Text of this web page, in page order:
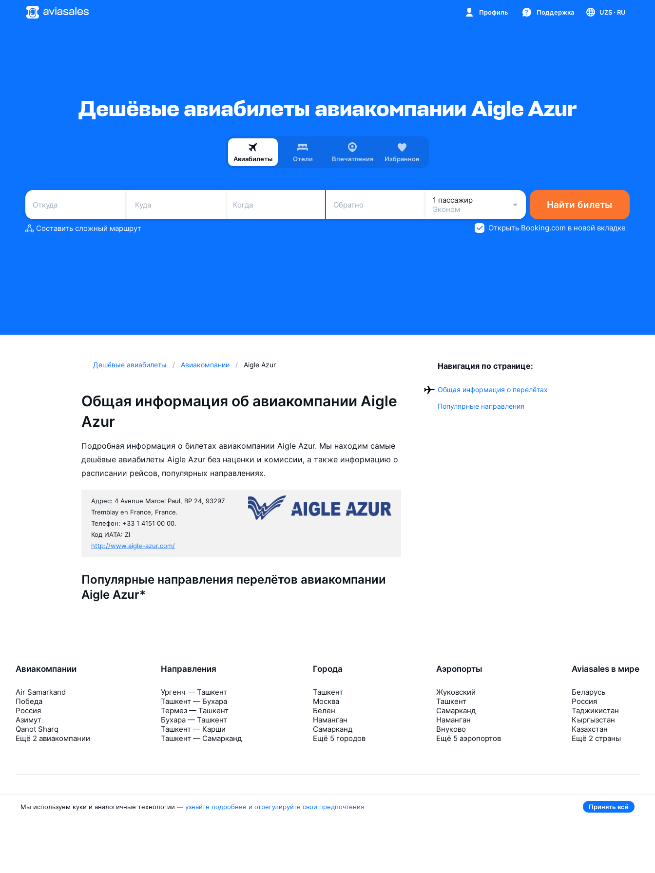
Профиль Поддержка UZS · RU
Дешёвые авиабилеты авиакомпании Aigle Azur
Авиабилеты Отели Впечатления Избранное
Когда Обратно
1 пассажир
Эконом
Найти билеты
Составить сложный маршрут Открыть Booking.com в новой вкладке
Дешёвые авиабилеты Авиакомпании Aigle Azur
Общая информация об авиакомпании Aigle
Azur
Подробная информация о билетах авиакомпании Aigle Azur. Мы находим самые
дешёвые авиабилеты Aigle Azur без наценки и комиссии, а также информацию о
расписании рейсов, популярных направлениях.
Адрес: 4 Avenue Marcel Paul, BP 24, 93297
Tremblay en France, France.
Телефон: +33 1 4151 00 00.
Код ИАТА: ZI
http://www.aigle-azur.com/
Популярные направления перелётов авиакомпании
Aigle Azur*
Навигация по странице:
Общая информация о перелётах
Популярные направления
Авиакомпании
Air Samarkand
Победа
Россия
Азимут
Qanot Sharq
Ещё 2 авиакомпании
Направления
Ургенч — Ташкент
Ташкент — Бухара
Термез — Ташкент
Бухара — Ташкент
Ташкент — Карши
Ташкент — Самарканд
Города
Ташкент
Москва
Белен
Наманган
Самарканд
Ещё 5 городов
Аэропорты
Жуковский
Ташкент
Самарканд
Наманган
Внуково
Ещё 5 аэропортов
Aviasales в мире
Беларусь
Россия
Таджикистан
Кыргызстан
Казахстан
Ещё 2 страны
Авиасейлс
Об Авиасейлс
Travelpayouts
Мы используем куки и аналогичные технологии — узнайте подробнее и отрегулируйте свои предпочтения Принять всё